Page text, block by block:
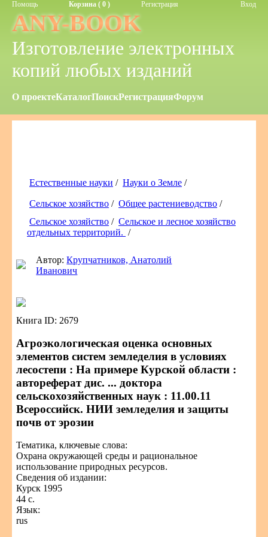
Помощь Корзина ( 0 ) Регистрация Вход
ANY-BOOK
Изготовление электронных
копий любых изданий
О проектеКаталогПоискРегистрацияФорум
Естественные науки / Науки о Земле /
Сельское хозяйство / Общее растениеводство /
Сельское хозяйство / Сельское и лесное хозяйство
отдельных территорий. /
Автор:Крупчатников, Анатолий
Иванович
Книга ID: 2679
Агроэкологическая оценка основных
элементов систем земледелия в условиях
лесостепи : На примере Курской области :
автореферат дис. ... доктора
сельскохозяйственных наук : 11.00.11
Всероссийск. НИИ земледелия и защиты
почв от эрозии
Тематика, ключевые слова:
Охрана окружающей среды и рациональное
использование природных ресурсов.
Сведения об издании:
Курск 1995
44 с.
Язык:
rus